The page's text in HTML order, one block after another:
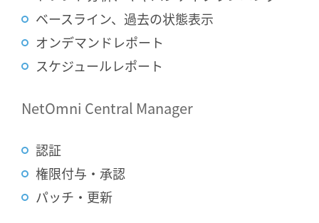
ベースライン、過去の状態表示
オンデマンドレポート
スケジュールレポート
NetOmni Central Manager
認証
権限付与・承認
パッチ・更新